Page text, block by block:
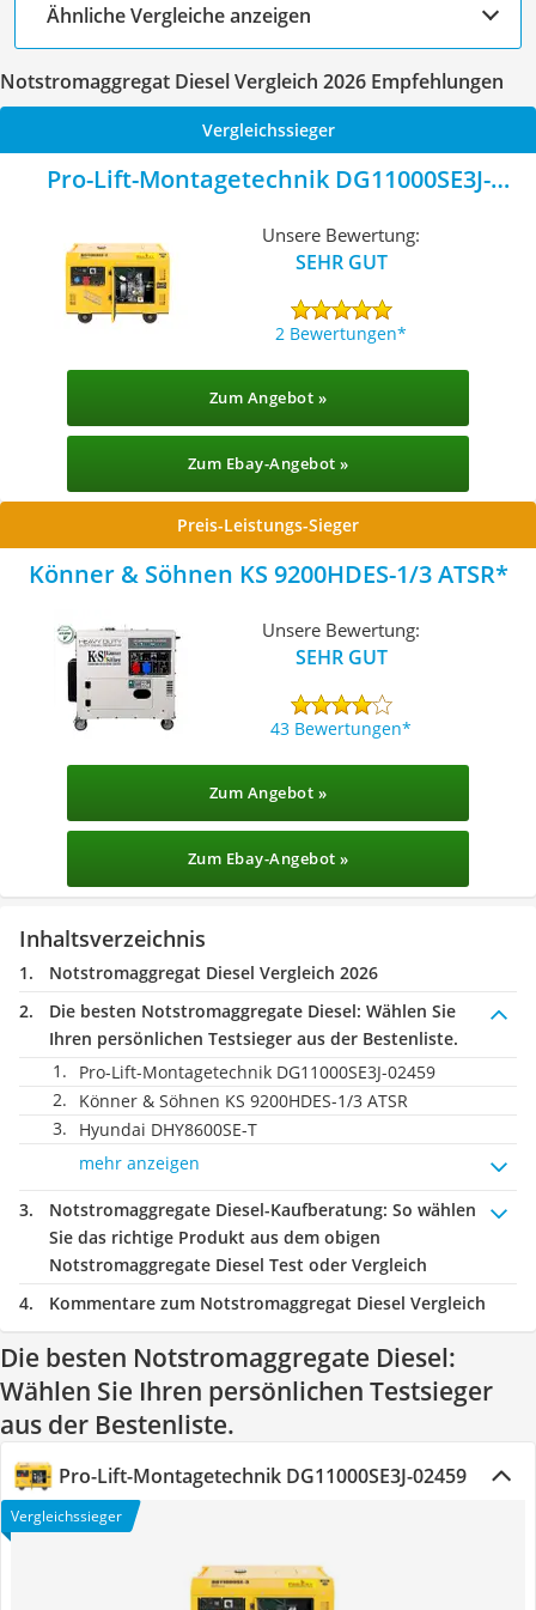
Ähnliche Vergleiche anzeigen
Notstromaggregat Diesel Vergleich 2026 Empfehlungen
Vergleichssieger
Pro-Lift-Montagetechnik DG11000SE3J-
Unsere Bewertung:
SEHR GUT
2 Bewertungen
Zum Angebot »
Zum Ebay-Angebot »
Preis-Leistungs-Sieger
Könner & Söhnen KS 9200HDES-1/3 ATSR
Unsere Bewertung:
SEHR GUT
43 Bewertungen
Zum Angebot »
Zum Ebay-Angebot »
Inhaltsverzeichnis
Notstromaggregat Diesel Vergleich 2026
Die besten Notstromaggregate Diesel: Wählen Sie
Ihren persönlichen Testsieger aus der Bestenliste.
Pro-Lift-Montagetechnik DG11000SE3J-02459
Könner & Söhnen KS 9200HDES-1/3 ATSR
Hyundai DHY8600SE-T
mehr anzeigen
Notstromaggregate Diesel-Kaufberatung: So wählen
Sie das richtige Produkt aus dem obigen
Notstromaggregate Diesel Test oder Vergleich
Kommentare zum Notstromaggregat Diesel Vergleich
Die besten Notstromaggregate Diesel:
Wählen Sie Ihren persönlichen Testsieger
aus der Bestenliste.
Pro-Lift-Montagetechnik DG11000SE3J-02459
Vergleichssieger